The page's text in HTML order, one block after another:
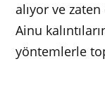
alıyor ve
Ainu
yöntemlerle